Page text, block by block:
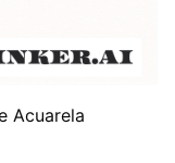
Acuarela